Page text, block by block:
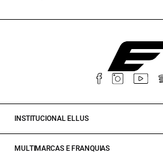
INSTITUCIONAL ELLUS
MULTIMARCAS E FRANQUIAS